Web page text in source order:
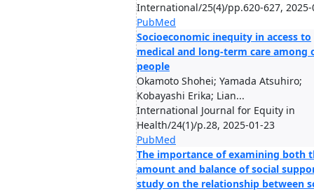
International/25(4)/pp.620-627, 2025-
PubMed
Socioeconomic inequity in access to
medical and long-term care among
people
Okamoto Shohei; Yamada Atsuhiro;
Kobayashi Erika; Lian...
International Journal for Equity in
Health/24(1)/p.28, 2025-01-23
PubMed
The importance of examining both
amount and balance of social
study on the relationship between